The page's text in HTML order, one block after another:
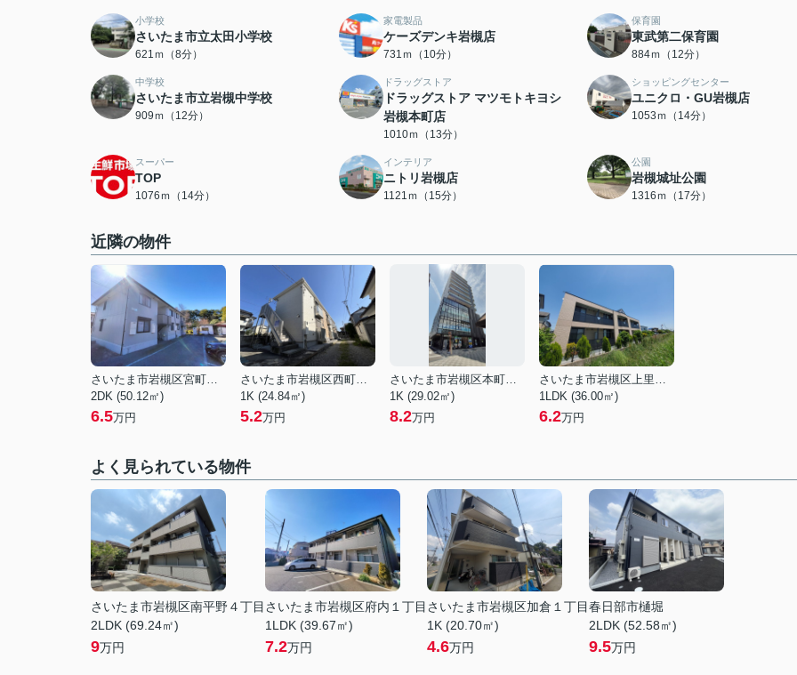
小学校
さいたま市立太田小学校
621ｍ（8分）
家電製品
ケーズデンキ岩槻店
731ｍ（10分）
保育園
東武第二保育園
884ｍ（12分）
中学校
さいたま市立岩槻中学校
909ｍ（12分）
ドラッグストア
ドラッグストア マツモトキヨシ
岩槻本町店
1010ｍ（13分）
ショッピングセンター
ユニクロ・GU岩槻店
1053ｍ（14分）
スーパー
TOP
1076ｍ（14分）
インテリア
ニトリ岩槻店
1121ｍ（15分）
公園
岩槻城址公園
1316ｍ（17分）
近隣の物件
さいたま市岩槻区宮町２丁目
2DK (50.12㎡)
6.5万円
さいたま市岩槻区西町５丁目
1K (24.84㎡)
5.2万円
さいたま市岩槻区本町１丁目
1K (29.02㎡)
8.2万円
さいたま市岩槻区上里１丁目
1LDK (36.00㎡)
6.2万円
よく見られている物件
さいたま市岩槻区南平野４丁目
2LDK (69.24㎡)
9万円
さいたま市岩槻区府内１丁目
1LDK (39.67㎡)
7.2万円
さいたま市岩槻区加倉１丁目
1K (20.70㎡)
4.6万円
春日部市樋堀
2LDK (52.58㎡)
9.5万円